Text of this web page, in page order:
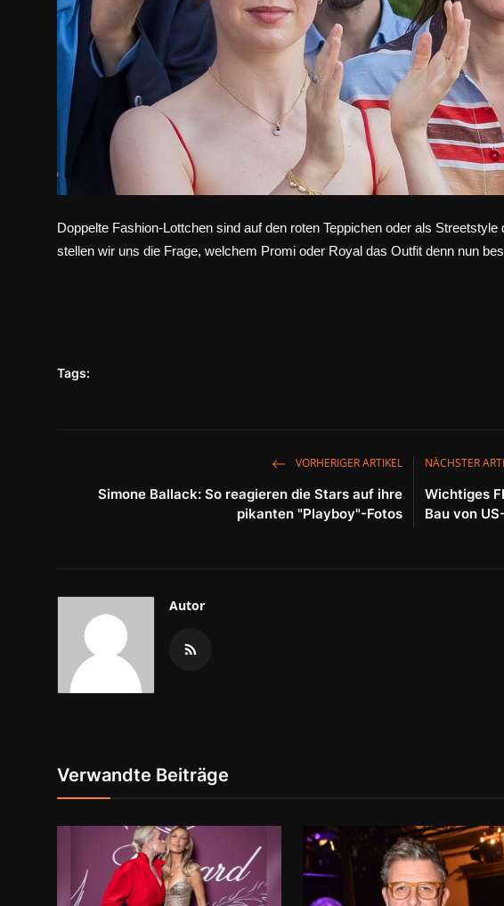
Doppelte Fashion-Lottchen sind auf den roten Teppichen oder als
stellen wir uns die Frage, welchem Promi oder Royal das Outfit denn nun
Tags:
VORHERIGER ARTIKEL
Simone Ballack: So reagieren die Stars auf ihre
pikanten "Playboy"-Fotos
NÄCHSTER
Wichtiges
Bau von
Autor
Verwandte Beiträge